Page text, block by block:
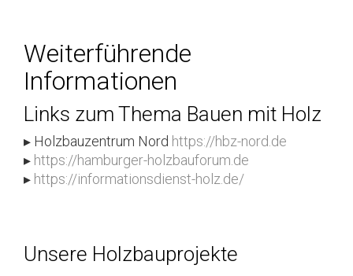
Weiterführende
Informationen
Links zum Thema Bauen mit Holz
▸ Holzbauzentrum Nord https://hbz-nord.de
▸ https://hamburger-holzbauforum.de
▸ https://informationsdienst-holz.de/
Unsere Holzbauprojekte